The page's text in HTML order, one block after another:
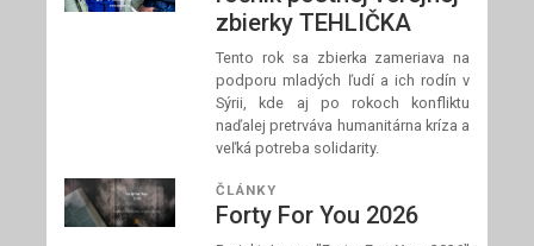
zbierky TEHLIČKA
Tento rok sa zbierka zameriava na
podporu mladých ľudí a ich rodín v
Sýrii, kde aj po rokoch konfliktu
naďalej pretrváva humanitárna kríza a
veľká potreba solidarity.
ČLÁNKY
Forty For You 2026